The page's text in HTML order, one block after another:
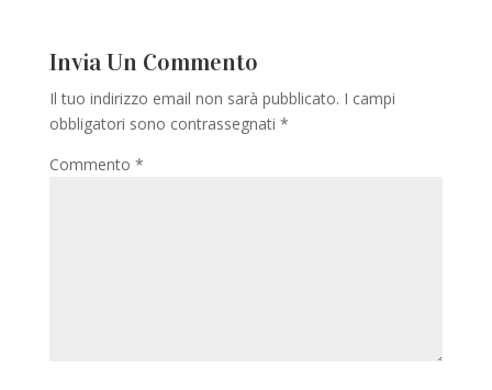
Invia Un Commento
Il tuo indirizzo email non sarà pubblicato. I campi
obbligatori sono contrassegnati *
Commento *